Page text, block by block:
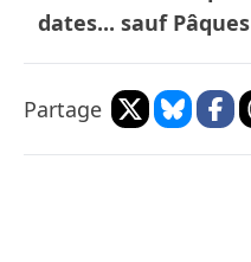
dates... sauf Pâques
Partage